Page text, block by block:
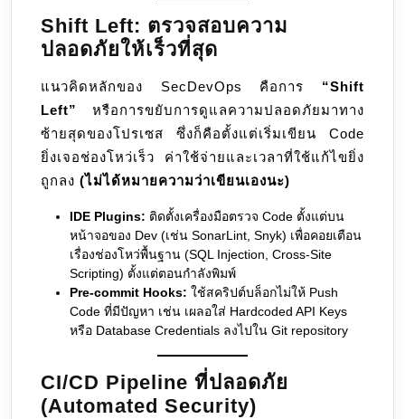
Shift Left: ตรวจสอบความ
ปลอดภัยให้เร็วที่สุด
แนวคิดหลักของ SecDevOps คือการ “Shift
Left”
หรือการขยับการดูแลความปลอดภัยมาทาง
ซ้ายสุดของโปรเซส ซึ่งก็คือตั้งแต่เริ่มเขียน Code
ยิ่งเจอช่องโหว่เร็ว ค่าใช้จ่ายและเวลาที่ใช้แก้ไขยิ่ง
ถูกลง (ไม่ได้หมายความว่าเขียนเองนะ)
IDE Plugins: ติดตั้งเครื่องมือตรวจ Code ตั้งแต่บน
หน้าจอของ Dev (เช่น SonarLint, Snyk) เพื่อคอยเตือน
เรื่องช่องโหว่พื้นฐาน (SQL Injection, Cross-Site
Scripting) ตั้งแต่ตอนกำลังพิมพ์
Pre-commit Hooks: ใช้สคริปต์บล็อกไม่ให้ Push
Code ที่มีปัญหา เช่น เผลอใส่ Hardcoded API Keys
หรือ Database Credentials ลงไปใน Git repository
CI/CD Pipeline ที่ปลอดภัย
(Automated Security)